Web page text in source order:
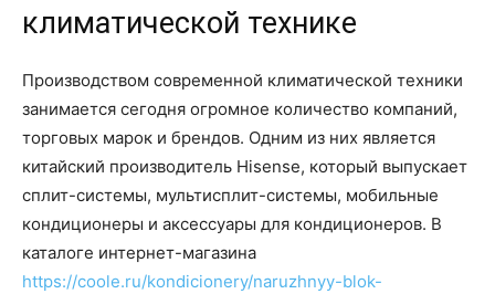
климатической технике
Производством современной климатической техники
занимается сегодня огромное количество компаний,
торговых марок и брендов. Одним из них является
китайский производитель Hisense, который выпускает
сплит-системы, мультисплит-системы, мобильные
кондиционеры и аксессуары для кондиционеров. В
каталоге интернет-магазина
https://coole.ru/kondicionery/naruzhnyy-blok-